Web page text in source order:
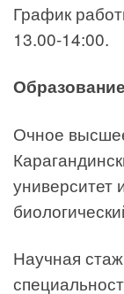
График
13.00-14:00.
Очное
университет
Научная